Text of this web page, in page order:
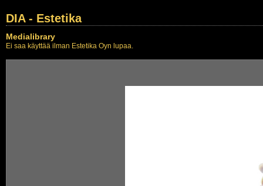
DIA - Estetika
Medialibrary
Ei saa käyttää ilman Estetika Oyn lupaa.